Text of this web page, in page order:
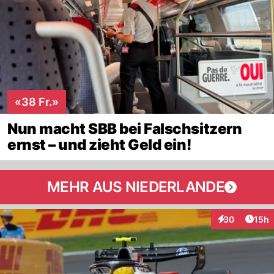
«38 Fr.»
Nun macht SBB bei Falschsitzern
ernst – und zieht Geld ein!
MEHR AUS NIEDERLANDE
30
Interaktionen
15h